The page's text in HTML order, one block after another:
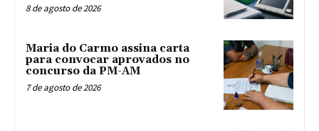
8 de agosto de 2026
Maria do Carmo assina carta
para convocar aprovados no
concurso da PM-AM
7 de agosto de 2026